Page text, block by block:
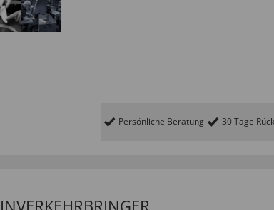
Persönliche Beratung 30 Tage